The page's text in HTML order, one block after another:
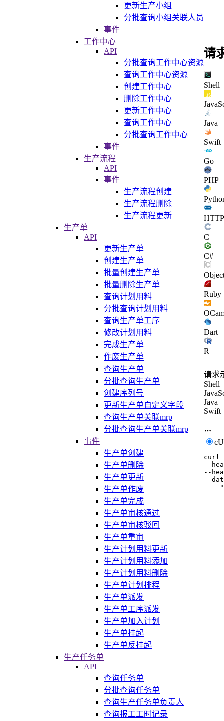
更新生产小组
分批查询小组关联人员
事件
工作中心
API
分批查询工作中心资源
查询工作中心资源
创建工作中心
删除工作中心
更新工作中心
查询工作中心
分批查询工作中心
事件
生产流程
API
事件
生产流程创建
生产流程删除
生产流程更新
生产单
API
更新生产单
创建生产单
批量创建生产单
批量删除生产单
查询计划用料
分批查询计划用料
查询生产单工序
修改计划用料
完成生产单
作废生产单
查询生产单
分批查询生产单
创建序列号
更新生产单自定义字段
查询生产单关联mrp
分批查询生产单关联mrp
事件
生产单创建
生产单删除
生产单更新
生产单作废
生产单完成
生产单审核通过
生产单审核驳回
生产单重审
生产计划用料更新
生产计划用料添加
生产计划用料删除
生产单计划排程
生产单派发
生产单工序派发
生产单加入计划
生产单挂起
生产单反挂起
生产任务单
API
查询任务单
分批查询任务单
查询生产任务单负责人
查询报工工时记录
请
Shell
Java
Swift
Go
PHP
HTTP
C
C#
Ruby
Dart
R
请求
Shell
Java
Swift
curl
--
--
--